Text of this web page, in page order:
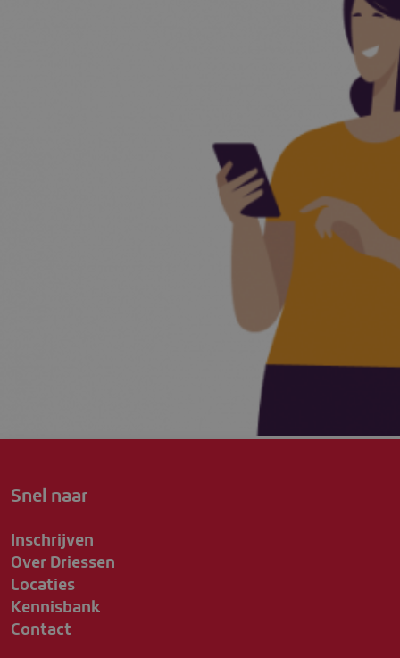
Snel naar
Inschrijven
Over Driessen
Locaties
Kennisbank
Contact